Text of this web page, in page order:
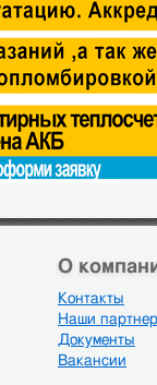
О
Контакты
Наши
Документы
Вакансии